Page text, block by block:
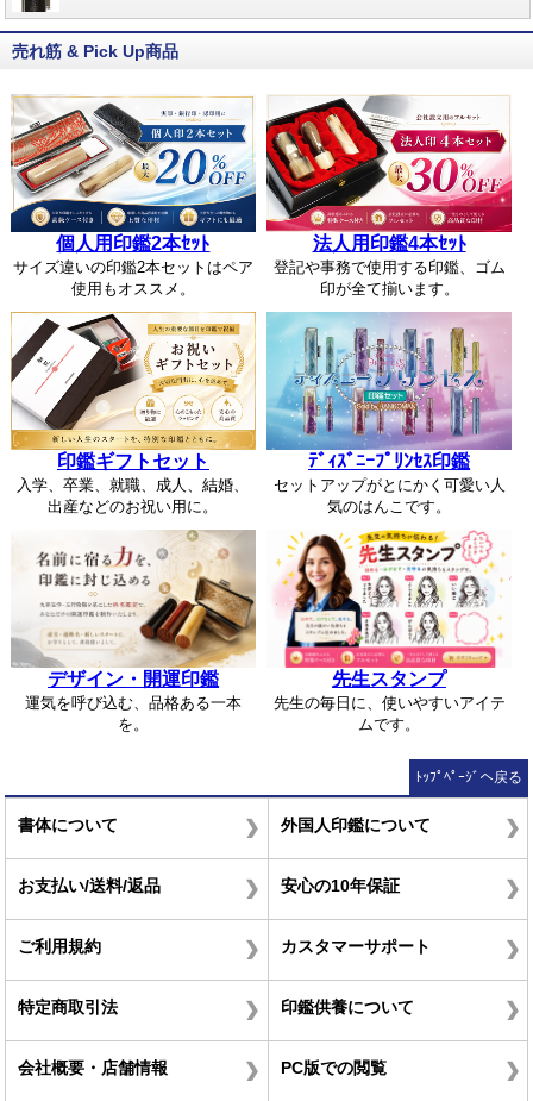
売れ筋 & Pick Up商品
個人用印鑑2本ｾｯﾄ
サイズ違いの印鑑2本セットはペア
使用もオススメ。
法人用印鑑4本ｾｯﾄ
登記や事務で使用する印鑑、ゴム
印が全て揃います。
印鑑ギフトセット
入学、卒業、就職、成人、結婚、
出産などのお祝い用に。
ﾃﾞｨｽﾞﾆｰﾌﾟﾘﾝｾｽ印鑑
セットアップがとにかく可愛い人
気のはんこです。
デザイン・開運印鑑
運気を呼び込む、品格ある一本
を。
先生スタンプ
先生の毎日に、使いやすいアイテ
ムです。
ﾄｯﾌﾟﾍﾟｰｼﾞへ戻る
書体について 外国人印鑑について
お支払い/送料/返品 安心の10年保証
ご利用規約 カスタマーサポート
特定商取引法 印鑑供養について
会社概要・店舗情報 PC版での閲覧